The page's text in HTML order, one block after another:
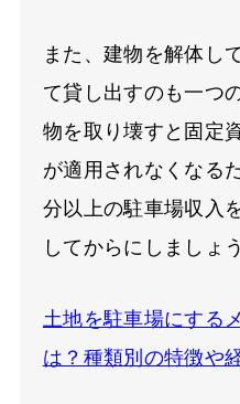
また、建物を解体し
て貸し出すのも一つ
物を取り壊すと固定
が適用されなくなる
分以上の駐車場収入
してからにしましょう
土地を駐車場にする
は？種類別の特徴や